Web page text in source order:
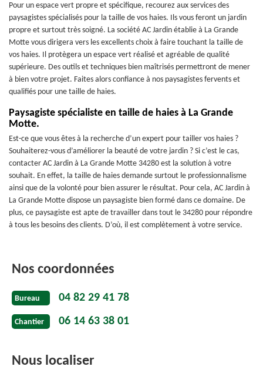
Pour un espace vert propre et spécifique, recourez aux services des
paysagistes spécialisés pour la taille de vos haies. Ils vous feront un jardin
propre et surtout très soigné. La société AC Jardin établie à La Grande
Motte vous dirigera vers les excellents choix à faire touchant la taille de
vos haies. Il protègera un espace vert réalisé et agréable de qualité
supérieure. Des outils et techniques bien maîtrisés permettront de mener
à bien votre projet. Faites alors confiance à nos paysagistes fervents et
qualifiés pour une taille de haies.
Paysagiste spécialiste en taille de haies à La Grande
Motte.
Est-ce que vous êtes à la recherche d’un expert pour tailler vos haies ?
Souhaiterez-vous d’améliorer la beauté de votre jardin ? Si c’est le cas,
contacter AC Jardin à La Grande Motte 34280 est la solution à votre
souhait. En effet, la taille de haies demande surtout le professionnalisme
ainsi que de la volonté pour bien assurer le résultat. Pour cela, AC Jardin à
La Grande Motte dispose un paysagiste bien formé dans ce domaine. De
plus, ce paysagiste est apte de travailler dans tout le 34280 pour répondre
à tous les besoins des clients. D’où, il est complètement à votre service.
Nos coordonnées
Bureau 04 82 29 41 78
Chantier 06 14 63 38 01
Nous localiser